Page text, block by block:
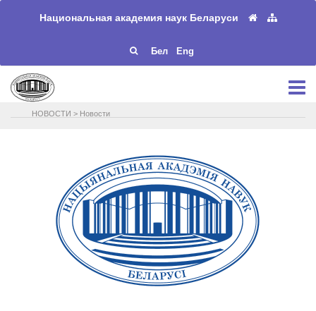
Национальная академия наук Беларуси
Бел Eng
НОВОСТИ > Новости